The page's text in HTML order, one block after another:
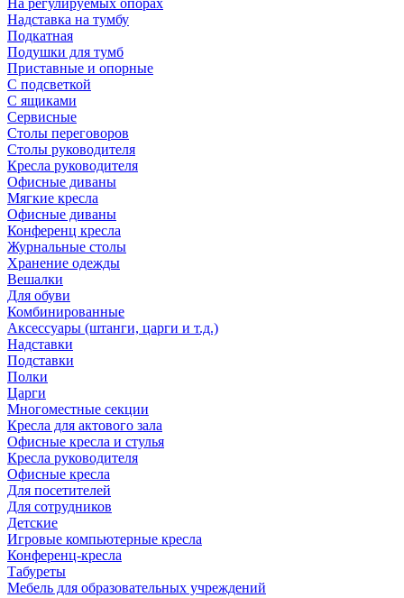
На регулируемых опорах
Надставка на тумбу
Подкатная
Подушки для тумб
Приставные и опорные
С подсветкой
С ящиками
Сервисные
Столы переговоров
Столы руководителя
Кресла руководителя
Офисные диваны
Мягкие кресла
Офисные диваны
Конференц кресла
Журнальные столы
Хранение одежды
Вешалки
Для обуви
Комбинированные
Аксессуары (штанги, царги и т.д.)
Надставки
Подставки
Полки
Царги
Многоместные секции
Кресла для актового зала
Офисные кресла и стулья
Кресла руководителя
Офисные кресла
Для посетителей
Для сотрудников
Детские
Игровые компьютерные кресла
Конференц-кресла
Табуреты
Мебель для образовательных учреждений